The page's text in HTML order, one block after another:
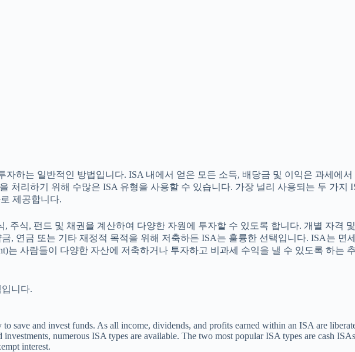
하는 일반적인 방법입니다. ISA 내에서 얻은 모든 소득, 배당금 및 이익은 과세에
처리하기 위해 수많은 ISA 유형을 사용할 수 있습니다. 가장 널리 사용되는 두 가지
제공합니다.
주식, 펀드 및 채권을 계산하여 다양한 자원에 투자할 수 있도록 합니다. 개별 자격
, 연금 또는 기타 재정적 목적을 위해 저축하든 ISA는 훌륭한 선택입니다. ISA는
는 사람들이 다양한 자산에 저축하거나 투자하고 비과세 수익을 낼 수 있도록 하는
니다.
save and invest funds. As all income, dividends, and profits earned within an ISA are
numerous ISA types are available. The two most popular ISA types are cash
interest.